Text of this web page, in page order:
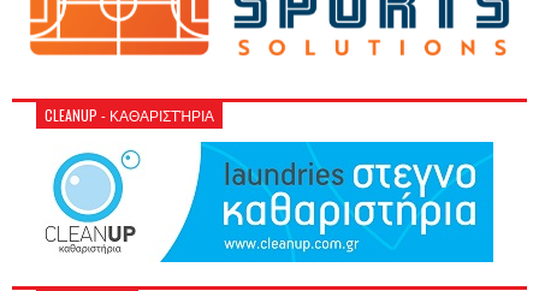
CLEANUP - ΚΑΘΑΡΙΣΤΉΡΙΑ